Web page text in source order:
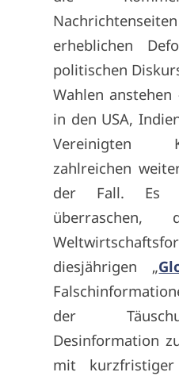
erheblichen
politischen
Wahlen
in den USA,
Vereinigten
zahlreichen
der Fall. Es
diesjährigen „
der
Desinformation
mit